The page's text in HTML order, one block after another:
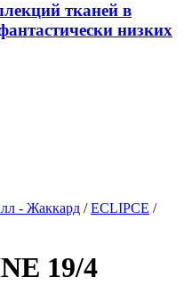
тканей в
низких
- Жаккард / ECLIPCE /
19/4